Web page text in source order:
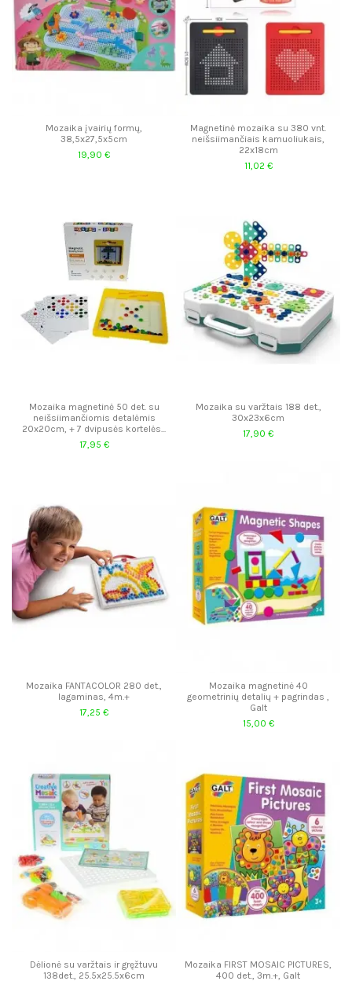
Mozaika įvairių formų,
38,5x27,5x5cm
19,90 €
Magnetinė mozaika su 380 vnt.
neišsiimančiais kamuoliukais,
22x18cm
11,02 €
Mozaika magnetinė 50 det. su
neišsiimančiomis detalėmis
20x20cm, + 7 dvipusės kortelės...
17,95 €
Mozaika su varžtais 188 det.,
30x23x6cm
17,90 €
Mozaika FANTACOLOR 280 det.,
lagaminas, 4m.+
17,25 €
Mozaika magnetinė 40
geometrinių detalių + pagrindas ,
Galt
15,00 €
Dėlionė su varžtais ir gręžtuvu
138det., 25.5x25.5x6cm
Mozaika FIRST MOSAIC PICTURES,
400 det., 3m.+, Galt